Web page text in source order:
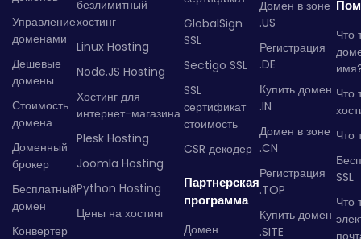
Управление
доменами
Дешевые
домены
Стоимость
домена
Доменный
брокер
Бесплатный
домен
Конвертер
безлимитный
хостинг
Linux Hosting
Node.JS Hosting
Хостинг для
интернет-магазина
Plesk Hosting
Joomla Hosting
Python Hosting
Цены на хостинг
GlobalSign
SSL
Sectigo SSL
SSL
сертификат
стоимость
CSR декодер
Партнерская
программа
Домен
Домен в зоне
.US
Регистрация
.DE
Купить домен
.IN
Домен в зоне
.CN
Регистрация
.TOP
Купить домен
.SITE
Что
Что
Что
SSL
Что